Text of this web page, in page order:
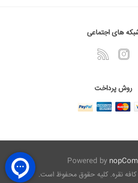
های اجتماعی
روش پرداخت
Powered by